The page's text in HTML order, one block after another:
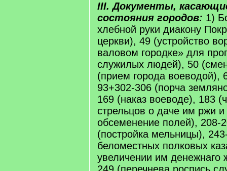
III. Документы,
состояния городов: 1)
хлебной руки диакону
церкви), 49 (устройство
валовом городке» для
служилых людей), 50
(прием города воеводой),
93+302-306 (порча
169 (наказ воеводе), 183
стрельцов о даче им ржи и
обсеменение полей), 208-
(постройка мельницы),
беломестных полковых
увеличении им денежнаго